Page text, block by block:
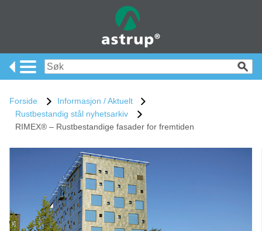
Forside
Informasjon / Aktuelt
Rustbestandig stål nyhetsarkiv
RIMEX® – Rustbestandige fasader for fremtiden